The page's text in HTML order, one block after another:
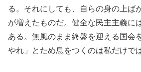
る。それにしても、自らの身の上ば
が増えたものだ。健全な民主主義に
ある。無風のまま終盤を迎える国会
やれ」とため息をつくのは私だけで